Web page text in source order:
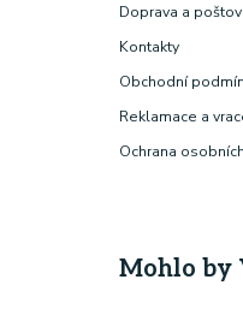
Doprava a
Kontakty
Obchodní
Reklamace a
Ochrana
Mohlo by